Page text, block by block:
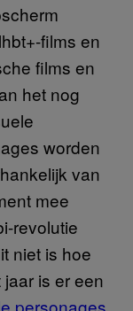
films en
films en
het nog
worden
van
mee
revolutie
niet is hoe
is er een
personages